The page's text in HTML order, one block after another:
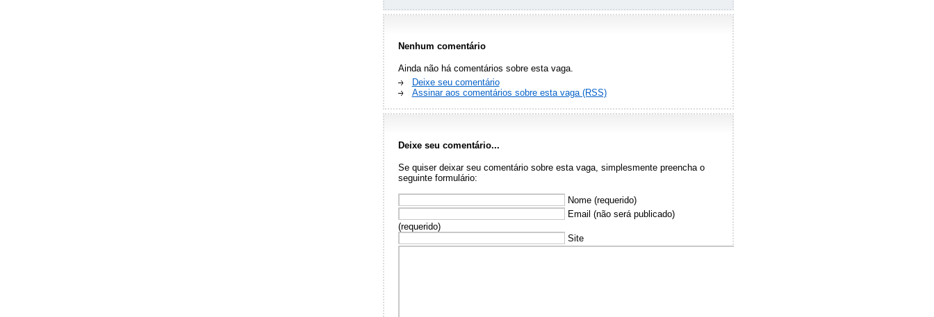
Nenhum comentário
Ainda não há comentários sobre esta vaga.
Deixe seu comentário
Assinar aos comentários sobre esta vaga (RSS)
Deixe seu comentário...
Se quiser deixar seu comentário sobre esta vaga, simplesmente preencha o
seguinte formulário:
Nome (requerido)
Email (não será publicado)
(requerido)
Site